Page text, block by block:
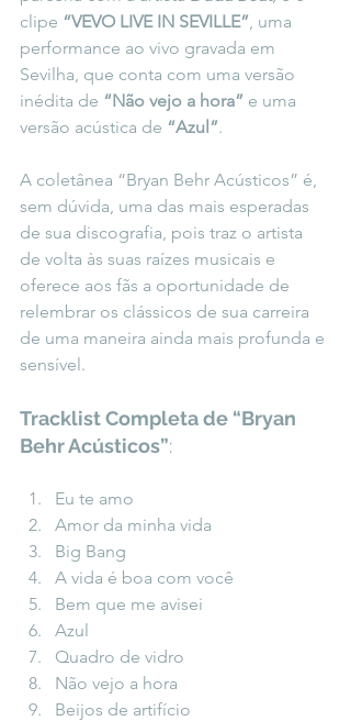
clipe “VEVO LIVE IN SEVILLE” , uma
performance ao vivo gravada em
Sevilha, que conta com uma versão
inédita de “Não vejo a hora” e uma
versão acústica de “Azul”.
A coletânea “Bryan Behr Acústicos” é,
sem dúvida, uma das mais esperadas
de sua discografia, pois traz o artista
de volta às suas raízes musicais e
oferece aos fãs a oportunidade de
relembrar os clássicos de sua carreira
de uma maneira ainda mais profunda e
sensível.
Tracklist Completa de “Bryan
Behr Acústicos”:
Eu te amo
Amor da minha vida
Big Bang
A vida é boa com você
Bem que me avisei
Azul
Quadro de vidro
Não vejo a hora
Beijos de artifício